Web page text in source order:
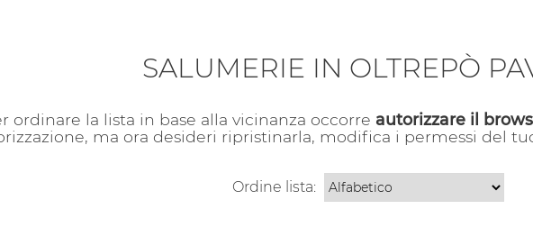
SALUMERIE IN OLTREPÒ
ordinare la lista in base alla vicinanza occorre autorizzare il
ma ora desideri ripristinarla, modifica i permessi del
Ordine lista: